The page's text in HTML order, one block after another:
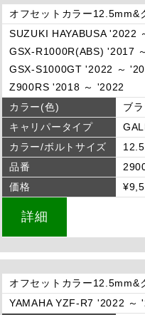
オフセットカラー12.5mm&
SUZUKI HAYABUSA
GSX-R1000R(ABS) '2017
GSX-S1000GT '2022 ～
Z900RS '2018 ～ '2022
カラー(色)
ブ
キャリパータイプ
カラー/ボルトサイズ
品番
価格
詳細
オフセットカラー12.5mm&
YAMAHA YZF-R7 '2022 ～